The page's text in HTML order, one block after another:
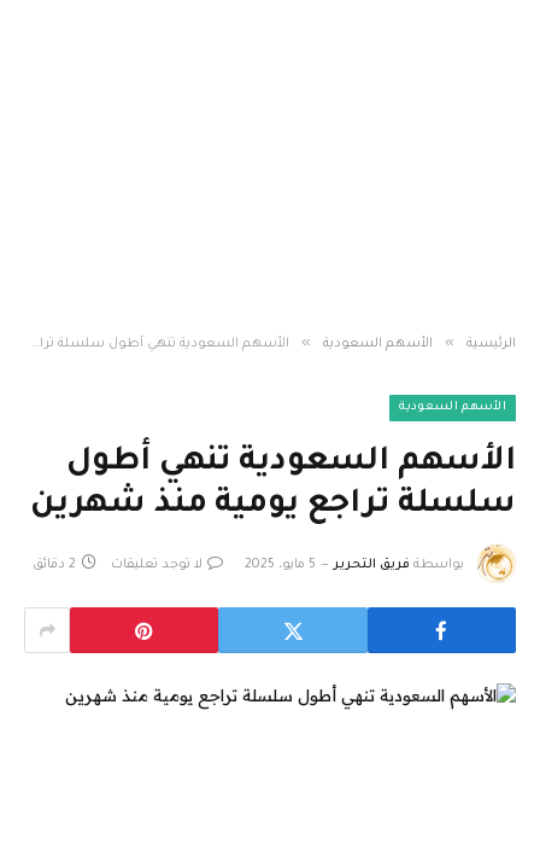
الرئيسية » الأسهم السعودية » الأسهم السعودية تنهي أطول سلسلة تراجع يومية منذ شهرين
الأسهم السعودية
الأسهم السعودية تنهي أطول
سلسلة تراجع يومية منذ شهرين
بواسطة فريق التحرير 5 مايو، 2025 لا توجد تعليقات 2 دقائق